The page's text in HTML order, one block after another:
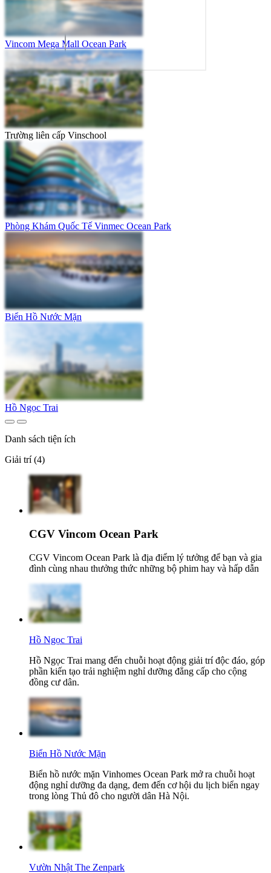
Vincom Mega Mall Ocean Park
Trường liên cấp Vinschool
Phòng Khám Quốc Tế Vinmec Ocean Park
Biển Hồ Nước Mặn
Hồ Ngọc Trai
Danh sách tiện ích
Giải trí (4)
CGV Vincom Ocean Park
CGV Vincom Ocean Park là địa điểm lý tưởng để bạn và gia
đình cùng nhau thưởng thức những bộ phim hay và hấp dẫn
Hồ Ngọc Trai
Hồ Ngọc Trai mang đến chuỗi hoạt động giải trí độc đáo, góp
phần kiến tạo trải nghiệm nghỉ dưỡng đẳng cấp cho cộng
đồng cư dân.
Biển Hồ Nước Mặn
Biển hồ nước mặn Vinhomes Ocean Park mở ra chuỗi hoạt
động nghỉ dưỡng đa dạng, đem đến cơ hội du lịch biển ngay
trong lòng Thủ đô cho người dân Hà Nội.
Vườn Nhật The Zenpark